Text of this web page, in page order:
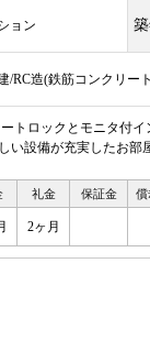
ョン 築
/RC造(鉄筋コンクリー
トロックとモニタ付
い設備が充実したお部
礼金 保証金 償
2ヶ月